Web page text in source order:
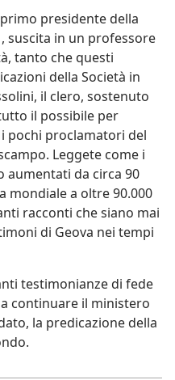
primo presidente della
suscita in un professore
tanto che questi
della Società in
il clero, sostenuto
il possibile per
pochi proclamatori del
Leggete come i
aumentati da circa 90
mondiale a oltre 90.000
racconti che siano mai
di Geova nei tempi
testimonianze di fede
continuare il ministero
la predicazione della